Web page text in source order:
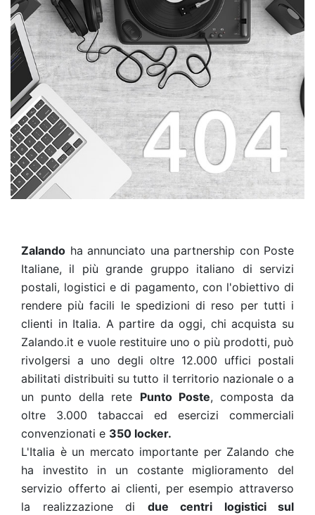
Zalando ha annunciato una partnership con Poste
Italiane, il più grande gruppo italiano di servizi
postali, logistici e di pagamento, con l'obiettivo di
rendere più facili le spedizioni di reso per tutti i
clienti in Italia. A partire da oggi, chi acquista su
Zalando.it e vuole restituire uno o più prodotti, può
rivolgersi a uno degli oltre 12.000 uffici postali
abilitati distribuiti su tutto il territorio nazionale o a
un punto della rete Punto Poste, composta da
oltre 3.000 tabaccai ed esercizi commerciali
convenzionati e 350 locker.
L'Italia è un mercato importante per Zalando che
ha investito in un costante miglioramento del
servizio offerto ai clienti, per esempio attraverso
la realizzazione di due centri logistici sul